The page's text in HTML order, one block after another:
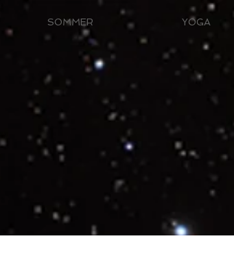
SOMMER YOGA